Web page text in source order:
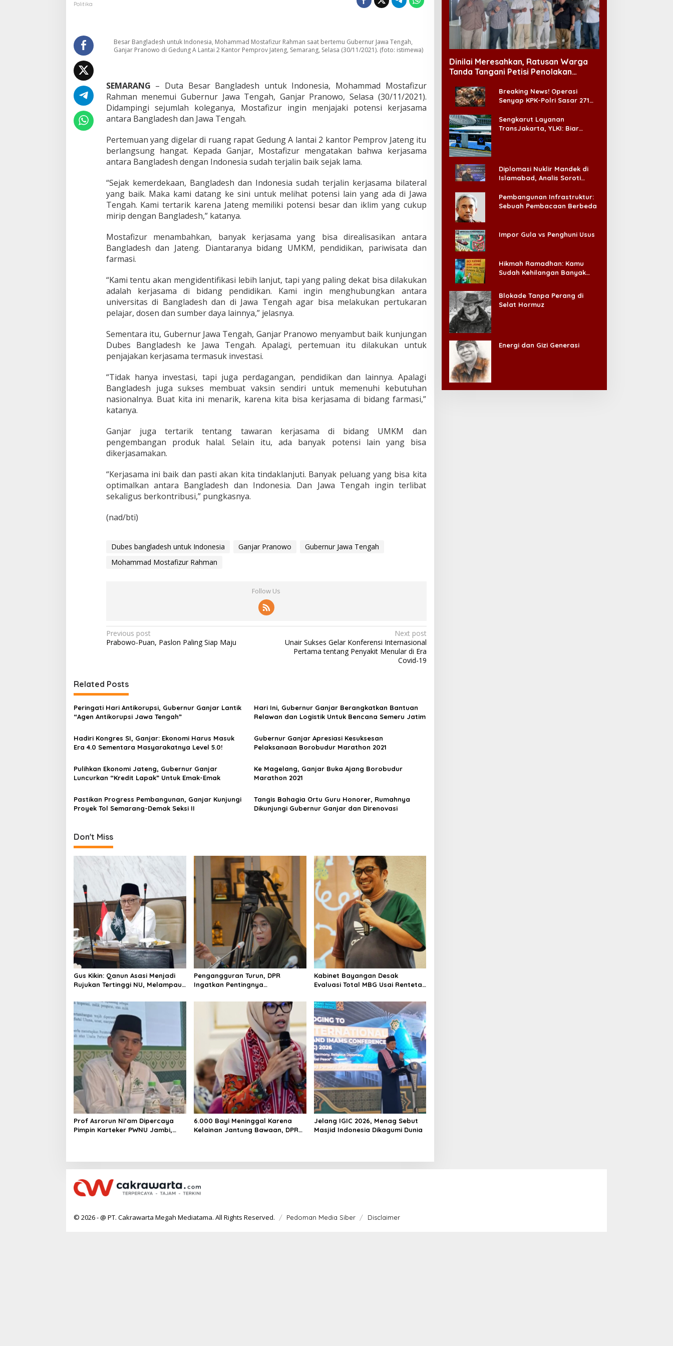
B
a
a
s
h
G
a
n
j
r
:
a
t
n
g
p
B
e
k
e
j
a
s
a
!
Politika
Besar Bangladesh untuk Indonesia, Mohammad Mostafizur Rahman saat bertemu Gubernur Jawa Tengah,
Ganjar Pranowo di Gedung A Lantai 2 Kantor Pemprov Jateng, Semarang, Selasa (30/11/2021). (foto: istimewa)
SEMARANG – Duta Besar Bangladesh untuk Indonesia, Mohammad Mostafizur
Rahman menemui Gubernur Jawa Tengah, Ganjar Pranowo, Selasa (30/11/2021).
Didampingi sejumlah koleganya, Mostafizur ingin menjajaki potensi kerjasama
antara Bangladesh dan Jawa Tengah.
Pertemuan yang digelar di ruang rapat Gedung A lantai 2 kantor Pemprov Jateng itu
berlangsung hangat. Kepada Ganjar, Mostafizur mengatakan bahwa kerjasama
antara Bangladesh dengan Indonesia sudah terjalin baik sejak lama.
“Sejak kemerdekaan, Bangladesh dan Indonesia sudah terjalin kerjasama bilateral
yang baik. Maka kami datang ke sini untuk melihat potensi lain yang ada di Jawa
Tengah. Kami tertarik karena Jateng memiliki potensi besar dan iklim yang cukup
mirip dengan Bangladesh,” katanya.
Mostafizur menambahkan, banyak kerjasama yang bisa direalisasikan antara
Bangladesh dan Jateng. Diantaranya bidang UMKM, pendidikan, pariwisata dan
farmasi.
“Kami tentu akan mengidentifikasi lebih lanjut, tapi yang paling dekat bisa dilakukan
adalah kerjasama di bidang pendidikan. Kami ingin menghubungkan antara
universitas di Bangladesh dan di Jawa Tengah agar bisa melakukan pertukaran
pelajar, dosen dan sumber daya lainnya,” jelasnya.
Sementara itu, Gubernur Jawa Tengah, Ganjar Pranowo menyambut baik kunjungan
Dubes Bangladesh ke Jawa Tengah. Apalagi, pertemuan itu dilakukan untuk
penjajakan kerjasama termasuk investasi.
“Tidak hanya investasi, tapi juga perdagangan, pendidikan dan lainnya. Apalagi
Bangladesh juga sukses membuat vaksin sendiri untuk memenuhi kebutuhan
nasionalnya. Buat kita ini menarik, karena kita bisa kerjasama di bidang farmasi,”
katanya.
Ganjar juga tertarik tentang tawaran kerjasama di bidang UMKM dan
pengembangan produk halal. Selain itu, ada banyak potensi lain yang bisa
dikerjasamakan.
“Kerjasama ini baik dan pasti akan kita tindaklanjuti. Banyak peluang yang bisa kita
optimalkan antara Bangladesh dan Indonesia. Dan Jawa Tengah ingin terlibat
sekaligus berkontribusi,” pungkasnya.
(nad/bti)
Dubes bangladesh untuk Indonesia Ganjar Pranowo
Gubernur Jawa Tengah
Mohammad Mostafizur Rahman
Follow Us
P
o
t
n
a
v
i
g
a
t
o
Previous post
Prabowo-Puan, Paslon Paling Siap Maju
Next post
Unair Sukses Gelar Konferensi Internasional
Pertama tentang Penyakit Menular di Era
Covid-19
Related Posts
Peringati Hari Antikorupsi, Gubernur Ganjar Lantik
“Agen Antikorupsi Jawa Tengah”
Hari Ini, Gubernur Ganjar Berangkatkan Bantuan
Relawan dan Logistik Untuk Bencana Semeru Jatim
Hadiri Kongres SI, Ganjar: Ekonomi Harus Masuk
Era 4.0 Sementara Masyarakatnya Level 5.0!
Gubernur Ganjar Apresiasi Kesuksesan
Pelaksanaan Borobudur Marathon 2021
Pulihkan Ekonomi Jateng, Gubernur Ganjar
Luncurkan “Kredit Lapak” Untuk Emak-Emak
Ke Magelang, Ganjar Buka Ajang Borobudur
Marathon 2021
Pastikan Progress Pembangunan, Ganjar Kunjungi
Proyek Tol Semarang-Demak Seksi II
Tangis Bahagia Ortu Guru Honorer, Rumahnya
Dikunjungi Gubernur Ganjar dan Direnovasi
Don't Miss
Gus Kikin: Qanun Asasi Menjadi
Rujukan Tertinggi NU, Melampaui
Pengangguran Turun, DPR
Ingatkan Pentingnya
Layak
Kabinet Bayangan Desak
Evaluasi Total MBG Usai Rentetan
Prof Asrorun Ni’am Dipercaya
Pimpin Karteker PWNU Jambi,
6.000 Bayi Meninggal Karena
Kelainan Jantung Bawaan, DPR
Jelang IGIC 2026, Menag Sebut
Masjid Indonesia Dikagumi Dunia
Dinilai Meresahkan, Ratusan Warga
Tanda Tangani Petisi Penolakan
Breaking News! Operasi
Senyap KPK-Polri Sasar 271
Ada ‘Badai Pemeriksaan’
Sengkarut Layanan
TransJakarta, YLKI: Biar
Diplomasi Nuklir Mandek di
Islamabad, Analis Soroti
Pembangunan Infrastruktur:
Sebuah Pembacaan Berbeda
Impor Gula vs Penghuni Usus
Hikmah Ramadhan: Kamu
Sudah Kehilangan Banyak
Blokade Tanpa Perang di
Selat Hormuz
Energi dan Gizi Generasi
© 2026 - @ PT. Cakrawarta Megah Mediatama. All Rights Reserved. Pedoman Media Siber Disclaimer